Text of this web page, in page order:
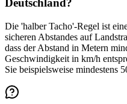
Deutschland?
Die 'halber Tacho'-Regel ist
sicheren Abstandes auf
dass der Abstand in Metern
Geschwindigkeit in km/h
Sie beispielsweise mindestens